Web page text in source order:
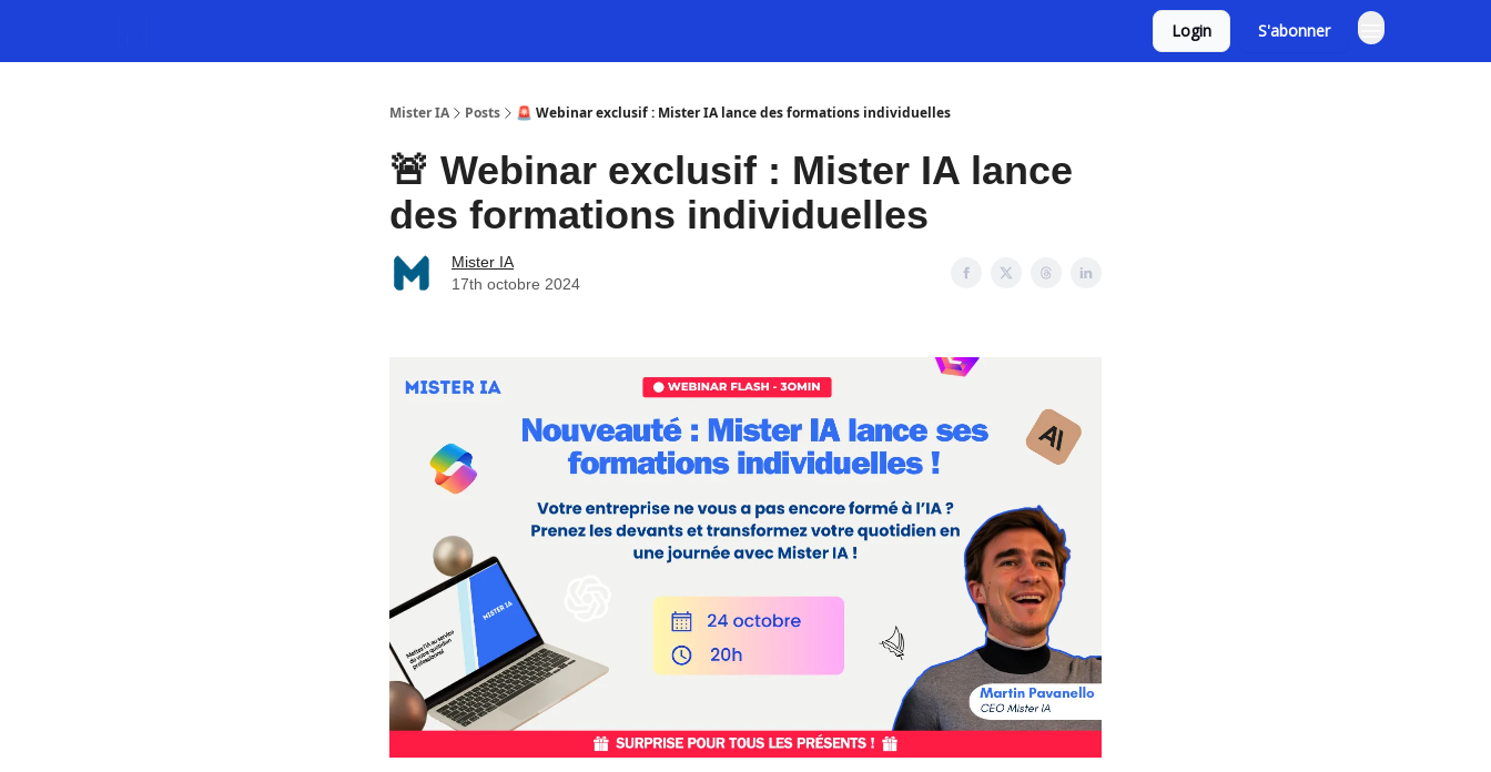
Login S'abonner
Mister IA Posts 🚨 Webinar exclusif : Mister IA lance des formations individuelles
🚨 Webinar exclusif : Mister IA lance
des formations individuelles
Mister IA
17th octobre 2024